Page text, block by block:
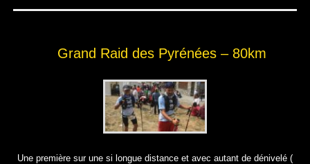
Grand Raid des Pyrénées – 80km
Une première sur une si longue distance et avec autant de dénivelé (